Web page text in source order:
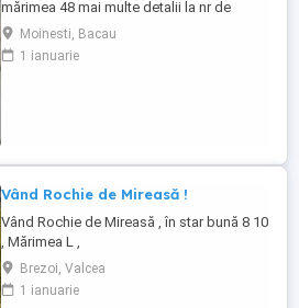
mărimea 48 mai multe detalii la nr de
telefonMoinesti, Bacau
1 ianuarie
Vând Rochie de Mireasă !
Vând Rochie de Mireasă , în star bună 8 10
, Mărimea L ,
Brezoi, Valcea
1 ianuarie